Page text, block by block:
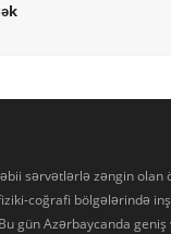
sərvətlərlə zəngin olan
coğrafi bölgələrində
gün Azərbaycanda